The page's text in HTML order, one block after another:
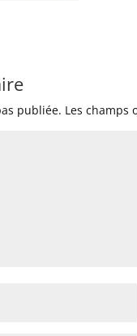
publiée. Les champs